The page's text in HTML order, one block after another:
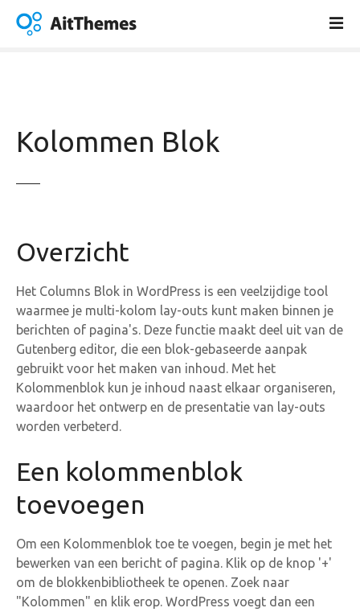
Kolommen Blok
Overzicht
Het Columns Blok in WordPress is een veelzijdige tool
waarmee je multi-kolom lay-outs kunt maken binnen je
berichten of pagina's. Deze functie maakt deel uit van de
Gutenberg editor, die een blok-gebaseerde aanpak
gebruikt voor het maken van inhoud. Met het
Kolommenblok kun je inhoud naast elkaar organiseren,
waardoor het ontwerp en de presentatie van lay-outs
worden verbeterd.
Een kolommenblok
toevoegen
Om een Kolommenblok toe te voegen, begin je met het
bewerken van een bericht of pagina. Klik op de knop '+'
om de blokkenbibliotheek te openen. Zoek naar
"Kolommen" en klik erop. WordPress voegt dan een